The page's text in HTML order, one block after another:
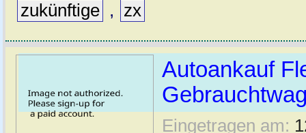
zukünftige , zx
Autoankauf
Eingetragen am: